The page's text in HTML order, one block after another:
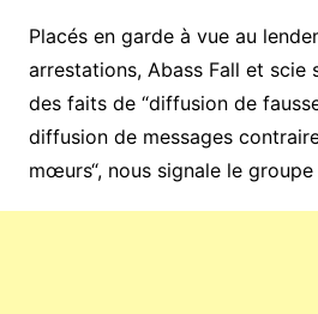
Placés en garde à vue au
arrestations, Abass Fall et scie
des faits de “diffusion de
diffusion de messages
mœurs“, nous signale le groupe